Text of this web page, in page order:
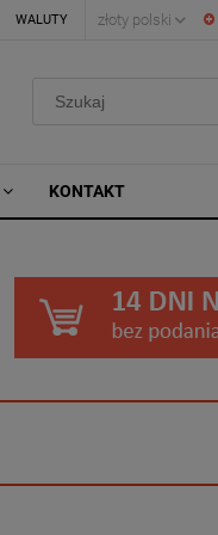
WALUTY
KONTAKT